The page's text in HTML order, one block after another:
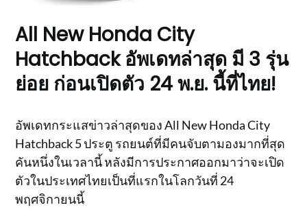
All New Honda City
Hatchback อัพเดทล่าสุด มี 3 รุ่น
ย่อย ก่อนเปิดตัว 24 พ.ย. นี้ที่ไทย!
อัพเดทกระแสข่าวล่าสุดของ All New Honda City
Hatchback 5 ประตู รถยนต์ที่มีคนจับตามองมากที่สุด
คันหนึ่งในเวลานี้ หลังมีการประกาศออกมาว่าจะเปิด
ตัวในประเทศไทยเป็นที่แรกในโลกวันที่ 24
พฤศจิกายนนี้